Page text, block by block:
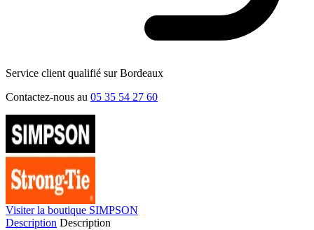
Service client qualifié sur Bordeaux
Contactez-nous au 05 35 54 27 60
Visiter la boutique SIMPSON
Description Description